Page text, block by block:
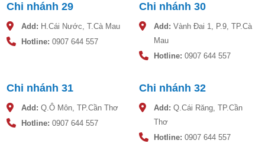
Chi nhánh 29
Add: H.Cái Nước, T.Cà Mau
Hotline: 0907 644 557
Chi nhánh 30
Add: Vành Đai 1, P.9, TP.Cà
Mau
Hotline: 0907 644 557
Chi nhánh 31
Add: Q.Ô Môn, TP.Cần Thơ
Hotline: 0907 644 557
Chi nhánh 32
Add: Q.Cái Răng, TP.Cần
Thơ
Hotline: 0907 644 557